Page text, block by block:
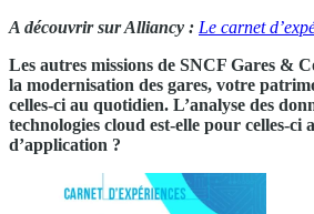
A découvrir sur Alliancy : Le carnet
Les autres missions de SNCF Gares &
la modernisation des gares, votre
celles-ci au quotidien. L’analyse des
technologies cloud est-elle pour celles-ci
d’application ?